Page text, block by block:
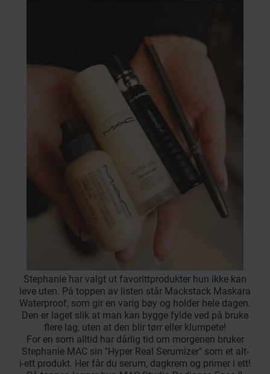
Stephanie har valgt ut favorittprodukter hun ikke kan
leve uten. På toppen av listen står Mackstack Maskara
Waterproof, som gir en varig bøy og holder hele dagen.
Den er laget slik at man kan bygge fylde ved på bruke
flere lag, uten at den blir tørr eller klumpete!
For en som alltid har dårlig tid om morgenen bruker
Stephanie MAC sin "Hyper Real Serumizer" som et alt-
i-ett produkt. Her får du serum, dagkrem og primer i ett!